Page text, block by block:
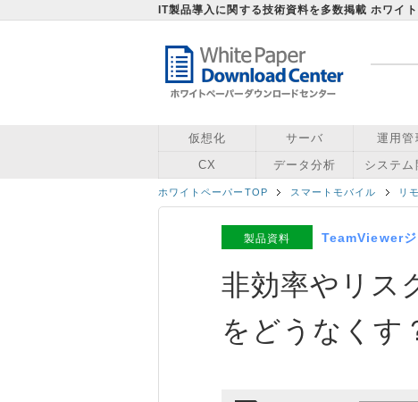
IT製品導入に関する技術資料を多数掲載 ホワイ
仮想化 サーバ 運用管
CX
データ分析 システム
ホワイトペーパーTOP スマートモバイル リ
製品資料 TeamViewerジ
非効率やリス
をどうなくす